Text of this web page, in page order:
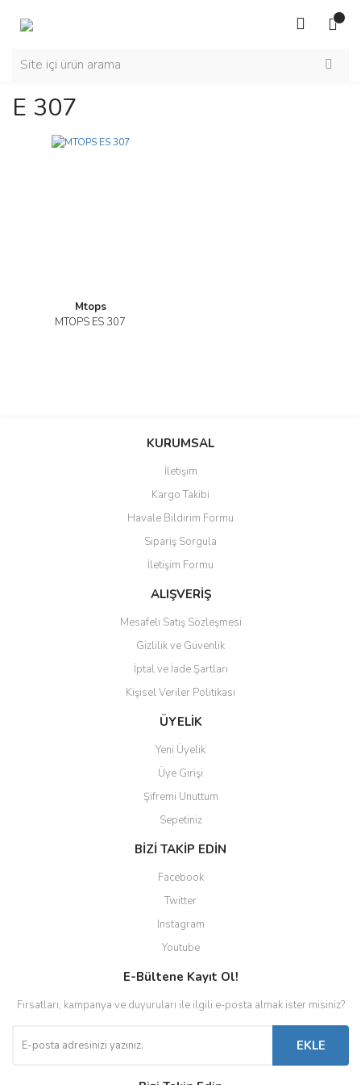
E 307
Mtops
MTOPS ES 307
KURUMSAL
İletişim
Kargo Takibi
Havale Bildirim Formu
Sipariş Sorgula
İletişim Formu
ALIŞVERİŞ
Mesafeli Satış Sözleşmesi
Gizlilik ve Güvenlik
İptal ve İade Şartları
Kişisel Veriler Politikası
ÜYELİK
Yeni Üyelik
Üye Girişi
Şifremi Unuttum
Sepetiniz
BİZİ TAKİP EDİN
Facebook
Twitter
Instagram
Youtube
E-Bültene Kayıt Ol!
Fırsatları, kampanya ve duyuruları ile ilgili e-posta almak ister misiniz?
EKLE